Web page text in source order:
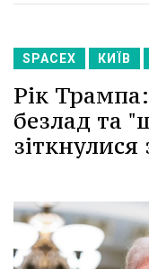
SPACEX КИЇВ
Рік
безлад та
зіткнулися